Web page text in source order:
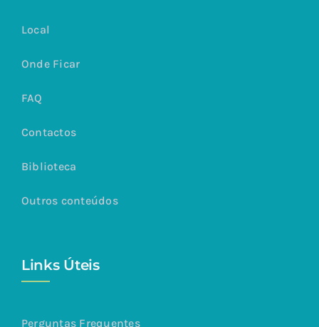
Local
Onde Ficar
FAQ
Contactos
Biblioteca
Outros conteúdos
Links Úteis
Perguntas Frequentes